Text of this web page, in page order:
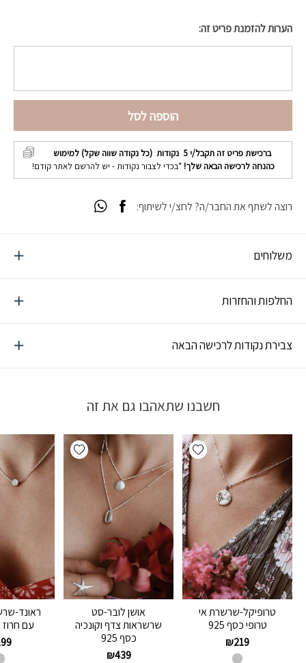
הערות להזמנת פריט זה:
הוספה לסל
ברכישת פריט זה תקבל/י5 נקודות (כל נקודה שווה שקל) למימוש
כהנחה לרכישה הבאה שלך! *בכדי לצבור נקודות - יש להרשם לאתר קודם!
משלוחים
החלפות והחזרות
צבירת נקודות לרכישה הבאה
רוצה לשתף את החבר/ה? לחצ/י לשיתוף:
חשבנו שתאהבו גם את זה
Add wishlist
טרופיקל-שרשרת אי
טרופי כסף 925
₪219
Add wishlist
אושן לובר-סט
שרשראות צדף וקונכיה
כסף 925
₪439
ראונד-
עם חרוז